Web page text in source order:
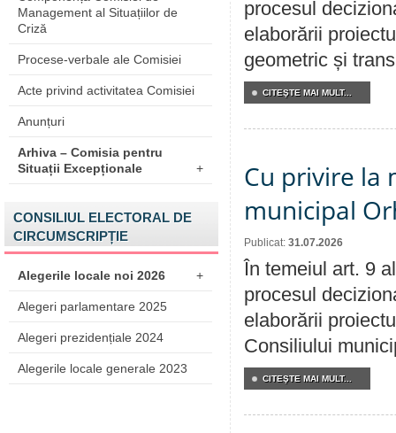
Management al Situațiilor de
Criză
Procese-verbale ale Comisiei
Acte privind activitatea Comisiei
Anunțuri
Arhiva – Comisia pentru
Situații Excepționale
+
CONSILIUL ELECTORAL DE
CIRCUMSCRIPȚIE
Alegerile locale noi 2026 +
Alegeri parlamentare 2025
Alegeri prezidențiale 2024
Alegerile locale generale 2023
procesul
elaborării
geometric și
CITEŞTE MAI MULT...
Cu privire la
municipal
Publicat: 31.07.2026
În temeiul art. 9
procesul
elaborării
Consiliului
CITEŞTE MAI MULT...